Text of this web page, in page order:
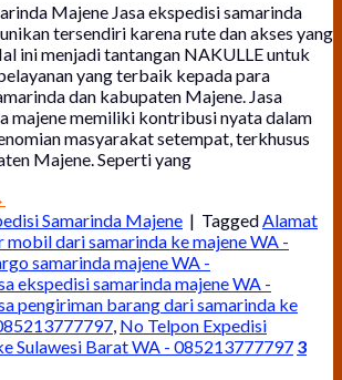
Majene Jasa ekspedisi samarinda
tersendiri karena rute dan akses yang
ini menjadi tantangan NAKULLE untuk
yang terbaik kepada para
dan kabupaten Majene. Jasa
majene memiliki kontribusi nyata dalam
masyarakat setempat, terkhusus
Majene. Seperti yang
Samarinda Majene | TaggedAlamat
dari samarinda ke majene WA -
samarinda majene WA -
ekspedisi samarinda majene WA -
pengiriman barang dari samarinda ke
, No Telpon Expedisi
Sulawesi Barat WA - 085213777797 3